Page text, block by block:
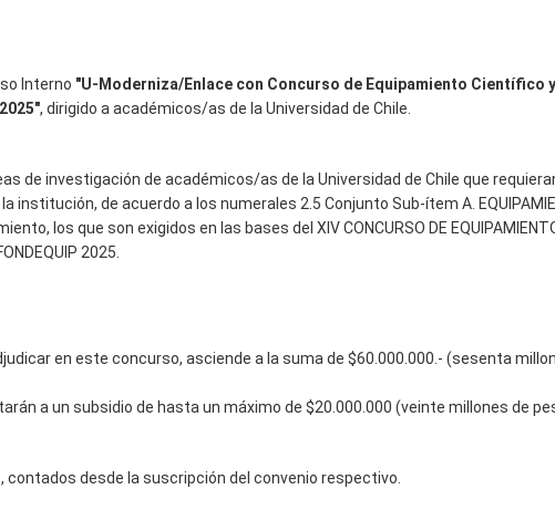
Interno "U-Moderniza/Enlace con Concurso de Equipamiento Científico y
, dirigido a académicos/as de la Universidad de Chile.
de investigación de académicos/as de la Universidad de Chile que
institución, de acuerdo a los numerales 2.5 Conjunto Sub-ítem A.
los que son exigidos en las bases del XIV CONCURSO DE
2025.
en este concurso, asciende a la suma de $60.000.000.- (sesenta
a un subsidio de hasta un máximo de $20.000.000 (veinte millones de
contados desde la suscripción del convenio respectivo.